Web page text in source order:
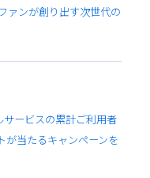
ァンが創り出す次世代の
サービスの累計ご利用者
が当たるキャンペーンを